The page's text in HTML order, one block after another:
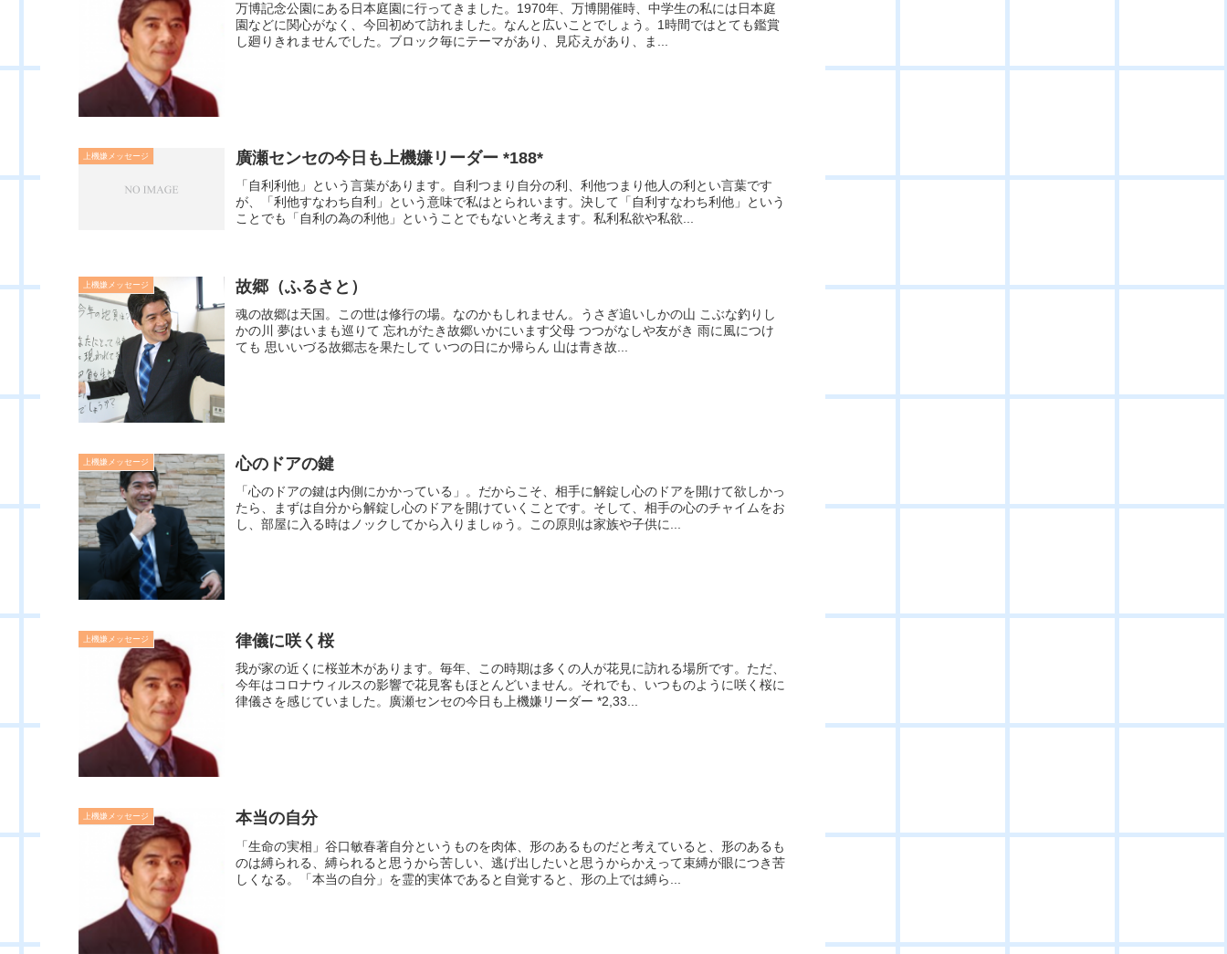
万博記念公園にある日本庭園に行ってきました。1970年、万博開催時、中学生の私には日本庭
園などに関心がなく、今回初めて訪れました。なんと広いことでしょう。1時間ではとても鑑賞
し廻りきれませんでした。ブロック毎にテーマがあり、見応えがあり、ま...
上機嫌メッセージ 廣瀬センセの今日も上機嫌リーダー *188*
「自利利他」という言葉があります。自利つまり自分の利、利他つまり他人の利とい言葉です
が、「利他すなわち自利」という意味で私はとられいます。決して「自利すなわち利他」という
ことでも「自利の為の利他」ということでもないと考えます。私利私欲や私欲...
上機嫌メッセージ 故郷（ふるさと）
魂の故郷は天国。この世は修行の場。なのかもしれません。うさぎ追いしかの山 こぶな釣りし
かの川 夢はいまも巡りて 忘れがたき故郷いかにいます父母 つつがなしや友がき 雨に風につけ
ても 思いいづる故郷志を果たして いつの日にか帰らん 山は青き故...
上機嫌メッセージ 心のドアの鍵
「心のドアの鍵は内側にかかっている」。だからこそ、相手に解錠し心のドアを開けて欲しかっ
たら、まずは自分から解錠し心のドアを開けていくことです。そして、相手の心のチャイムをお
し、部屋に入る時はノックしてから入りましゅう。この原則は家族や子供に...
上機嫌メッセージ 律儀に咲く桜
我が家の近くに桜並木があります。毎年、この時期は多くの人が花見に訪れる場所です。ただ、
今年はコロナウィルスの影響で花見客もほとんどいません。それでも、いつものように咲く桜に
律儀さを感じていました。廣瀬センセの今日も上機嫌リーダー *2,33...
上機嫌メッセージ 本当の自分
「生命の実相」谷口敏春著自分というものを肉体、形のあるものだと考えていると、形のあるも
のは縛られる、縛られると思うから苦しい、逃げ出したいと思うからかえって束縛が眼につき苦
しくなる。「本当の自分」を霊的実体であると自覚すると、形の上では縛ら...